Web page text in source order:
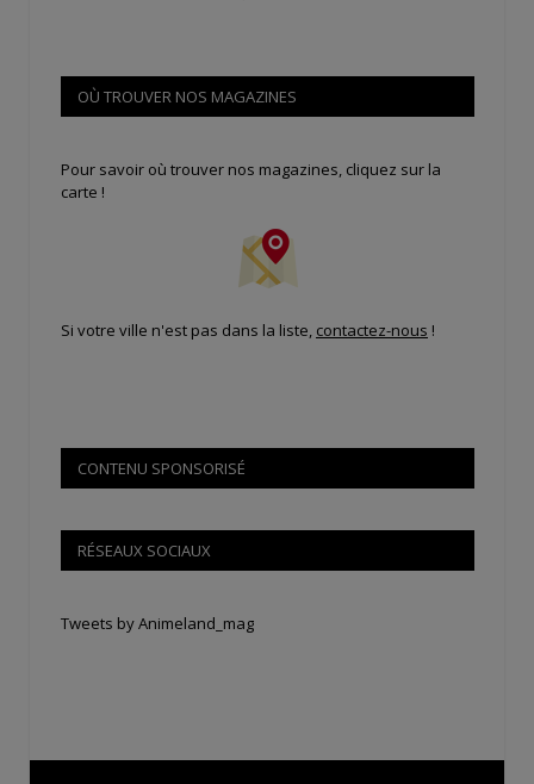
OÙ TROUVER NOS MAGAZINES
Pour savoir où trouver nos magazines, cliquez sur la
carte !
Si votre ville n'est pas dans la liste, contactez-nous !
CONTENU SPONSORISÉ
RÉSEAUX SOCIAUX
Tweets by Animeland_mag